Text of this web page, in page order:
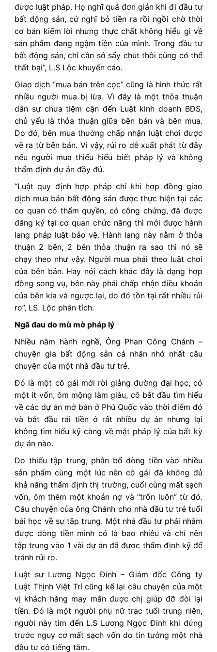
được luật pháp. Họ nghĩ quá đơn giản khi đi đầu tư
bất động sản, cứ nghĩ bỏ tiền ra rồi ngồi chờ thời
cơ bán kiếm lời nhưng thực chất không hiểu gì về
sản phẩm đang ngậm tiền của mình. Trong đầu tư
bất động sản, chỉ cần sở sẩy chút thôi cũng có thể
thất bại”, L.S Lộc khuyến cáo.
Giao dịch “mua bán trên cọc” cũng là hình thức rất
nhiều người mua bị lừa. Vì đây là một thỏa thuận
dân sự chưa tiệm cận đến Luật kinh doanh BĐS,
chủ yếu là thỏa thuận giữa bên bán và bên mua.
Do đó, bên mua thường chấp nhận luật chơi được
vẽ ra từ bên bán. Vì vậy, rủi ro dễ xuất phát từ đây
nếu người mua thiếu hiểu biết pháp lý và không
thẩm định dự án đầy đủ.
“Luật quy định hợp pháp chỉ khi hợp đồng giao
dịch mua bán bất động sản được thực hiện tại các
cơ quan có thẩm quyền, có công chứng, đã được
đăng ký tại cơ quan chức năng thì mới được hành
lang pháp luật bảo vệ. Hành lang này nằm ở thỏa
thuận 2 bên, 2 bên thỏa thuận ra sao thì nó sẽ
chạy theo như vậy. Người mua phải theo luật chơi
của bên bán. Hay nói cách khác đây là dạng hợp
đồng song vụ, bên này phải chấp nhận điều khoản
của bên kia và ngược lại, do đó tồn tại rất nhiều rủi
ro”, LS. Lộc phân tích.
Ngã đau do mù mờ pháp lý
Nhiều năm hành nghề, Ông Phan Công Chánh –
chuyên gia bất động sản cá nhân nhớ nhất câu
chuyện của một nhà đầu tư trẻ.
Đó là một cô gái mới rời giảng đường đại học, có
một ít vốn, ôm mộng làm giàu, cô bắt đầu tìm hiểu
về các dự án mở bán ở Phú Quốc vào thời điểm đó
và bắt đầu rải tiền ở rất nhiều dự án nhưng lại
không tìm hiểu kỹ càng về mặt pháp lý của bất kỳ
dự án nào.
Do thiếu tập trung, phân bổ dòng tiền vào nhiều
sản phẩm cùng một lúc nên cô gái đã không đủ
khả năng thẩm định thị trường, cuối cùng mất sạch
vốn, ôm thêm một khoản nợ và “trốn luôn” từ đó.
Câu chuyện của ông Chánh cho nhà đầu tư trẻ tuổi
bài học về sự tập trung. Một nhà đầu tư phải nhắm
được dòng tiền mình có là bao nhiêu và chỉ nên
tập trung vào 1 vài dự án đã được thẩm định kỹ để
tránh rủi ro.
Luật sư Lương Ngọc Đinh – Giám đốc Công ty
Luật Thịnh Việt Trí cũng kể lại câu chuyện của một
vị khách hàng may mắn được chị giúp đỡ đòi lại
tiền. Đó là một người phụ nữ trạc tuổi trung niên,
người này tìm đến L.S Lương Ngọc Đinh khi đứng
trước nguy cơ mất sạch vốn do tin tưởng một nhà
đầu tư có tiếng tăm.